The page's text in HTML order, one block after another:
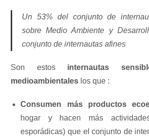
Un 53% del conjunto de
sobre Medio Ambiente y
conjunto de internautas afines
Son estos internautas
medioambientales los que :
Consumen más productos
hogar y hacen más
esporádicas) que el conjunto de